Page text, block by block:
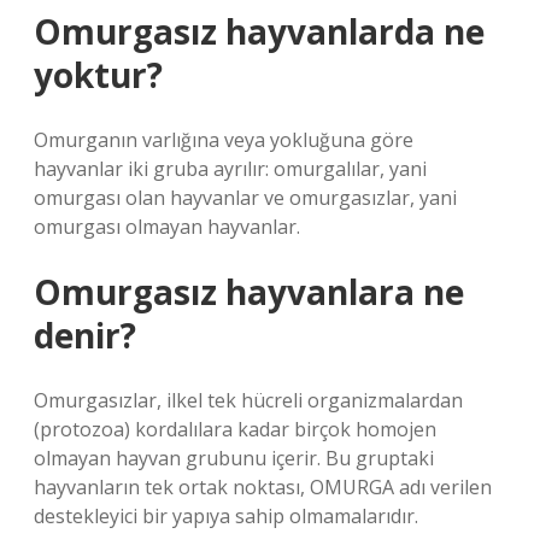
Omurgasız hayvanlarda ne
yoktur?
Omurganın varlığına veya yokluğuna göre
hayvanlar iki gruba ayrılır: omurgalılar, yani
omurgası olan hayvanlar ve omurgasızlar, yani
omurgası olmayan hayvanlar.
Omurgasız hayvanlara ne
denir?
Omurgasızlar, ilkel tek hücreli organizmalardan
(protozoa) kordalılara kadar birçok homojen
olmayan hayvan grubunu içerir. Bu gruptaki
hayvanların tek ortak noktası, OMURGA adı verilen
destekleyici bir yapıya sahip olmamalarıdır.